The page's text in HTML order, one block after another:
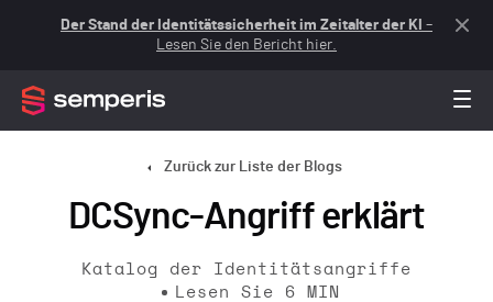
Der Stand der Identitätssicherheit im Zeitalter der KI –
Lesen Sie den Bericht hier.
Zurück zur Liste der Blogs
DCSync-Angriff erklärt
Katalog der Identitätsangriffe
Lesen Sie
6 MIN